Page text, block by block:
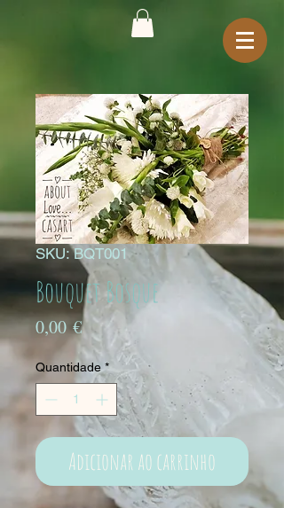
SKU: BQT001
Bouquet Bosque
0,00 €Preço
Quantidade *
Adicionar ao carrinho